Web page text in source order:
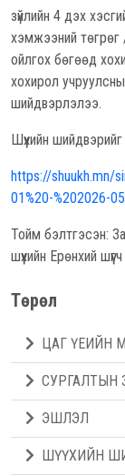
зүйлийн 4 дэх
хэмжээний төгрөг
ойлгох бөгөөд
хохирол
шийдвэрлэлээ.
Шүүхийн
https://shuukh.mn/
01%20-%202026-
Тойм бэлтгэсэн:
шүүхийн Ерөнхий
Төрөл
ЦАГ ҮЕИЙН
СУРГАЛТЫН
ЭШЛЭЛ
ШҮҮХИЙН